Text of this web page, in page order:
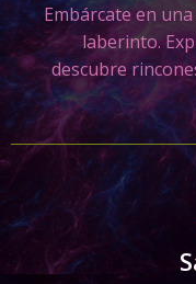
Embárcate en
laberinto.
descubre